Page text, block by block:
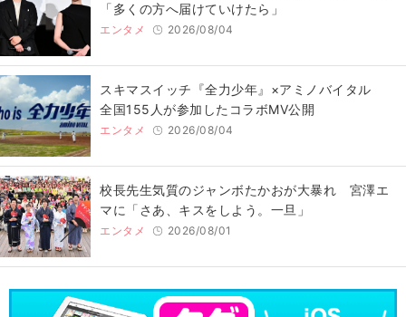
「多くの方へ届けていけたら」
エンタメ 2026/08/04
スキマスイッチ『全力少年』×アミノバイタル
全国155人が参加したコラボMV公開
エンタメ 2026/08/04
校長先生気質のジャンボたかおが大暴れ 宮澤エ
マに「さあ、キスをしよう。一旦」
エンタメ 2026/08/01